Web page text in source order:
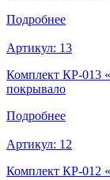
Подробнее
Артикул: 13
Комплект КР-013
покрывало
Подробнее
Артикул: 12
Комплект КР-012